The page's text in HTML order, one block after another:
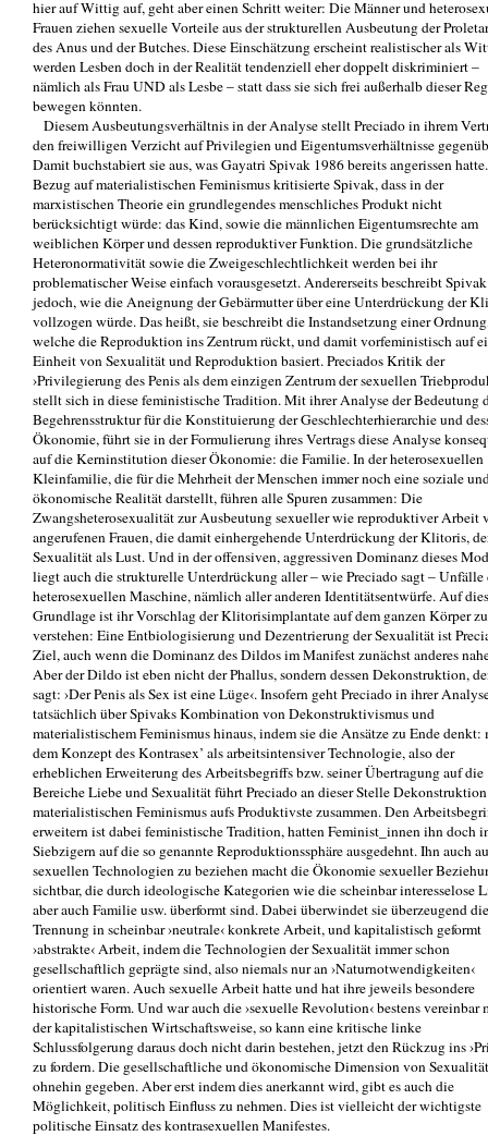
hier auf Wittig auf, geht aber einen Schritt weiter: Die Männer und
Frauen ziehen sexuelle Vorteile aus der strukturellen Ausbeutung der
des Anus und der Butches. Diese Einschätzung erscheint realistischer als
werden Lesben doch in der Realität tendenziell eher doppelt diskriminiert –
nämlich als Frau UND als Lesbe – statt dass sie sich frei außerhalb dieser
bewegen könnten.
Diesem Ausbeutungsverhältnis in der Analyse stellt Preciado in ihrem
den freiwilligen Verzicht auf Privilegien und Eigentumsverhältnisse
Damit buchstabiert sie aus, was Gayatri Spivak 1986 bereits angerissen
Bezug auf materialistischen Feminismus kritisierte Spivak, dass in der
marxistischen Theorie ein grundlegendes menschliches Produkt nicht
berücksichtigt würde: das Kind, sowie die männlichen Eigentumsrechte am
weiblichen Körper und dessen reproduktiver Funktion. Die grundsätzliche
Heteronormativität sowie die Zweigeschlechtlichkeit werden bei ihr
problematischer Weise einfach vorausgesetzt. Andererseits beschreibt Spivak
jedoch, wie die Aneignung der Gebärmutter über eine Unterdrückung der
vollzogen würde. Das heißt, sie beschreibt die Instandsetzung einer
welche die Reproduktion ins Zentrum rückt, und damit vorfeministisch auf
Einheit von Sexualität und Reproduktion basiert. Preciados Kritik der
›Privilegierung des Penis als dem einzigen Zentrum der sexuellen
stellt sich in diese feministische Tradition. Mit ihrer Analyse der Bedeutung
Begehrensstruktur für die Konstituierung der Geschlechterhierarchie und
Ökonomie, führt sie in der Formulierung ihres Vertrags diese Analyse
auf die Kerninstitution dieser Ökonomie: die Familie. In der heterosexuellen
Kleinfamilie, die für die Mehrheit der Menschen immer noch eine soziale
ökonomische Realität darstellt, führen alle Spuren zusammen: Die
Zwangsheterosexualität zur Ausbeutung sexueller wie reproduktiver Arbeit
angerufenen Frauen, die damit einhergehende Unterdrückung der Klitoris,
Sexualität als Lust. Und in der offensiven, aggressiven Dominanz dieses
liegt auch die strukturelle Unterdrückung aller – wie Preciado sagt – Unfälle
heterosexuellen Maschine, nämlich aller anderen Identitätsentwürfe. Auf
Grundlage ist ihr Vorschlag der Klitorisimplantate auf dem ganzen Körper zu
verstehen: Eine Entbiologisierung und Dezentrierung der Sexualität ist
Ziel, auch wenn die Dominanz des Dildos im Manifest zunächst anderes
Aber der Dildo ist eben nicht der Phallus, sondern dessen Dekonstruktion,
sagt: ›Der Penis als Sex ist eine Lüge‹. Insofern geht Preciado in ihrer
tatsächlich über Spivaks Kombination von Dekonstruktivismus und
materialistischem Feminismus hinaus, indem sie die Ansätze zu Ende denkt:
dem Konzept des Kontrasex’ als arbeitsintensiver Technologie, also der
erheblichen Erweiterung des Arbeitsbegriffs bzw. seiner Übertragung auf die
Bereiche Liebe und Sexualität führt Preciado an dieser Stelle
materialistischen Feminismus aufs Produktivste zusammen. Den
erweitern ist dabei feministische Tradition, hatten Feminist_innen ihn doch
Siebzigern auf die so genannte Reproduktionssphäre ausgedehnt. Ihn auch
sexuellen Technologien zu beziehen macht die Ökonomie sexueller
sichtbar, die durch ideologische Kategorien wie die scheinbar interesselose
aber auch Familie usw. überformt sind. Dabei überwindet sie überzeugend die
Trennung in scheinbar ›neutrale‹ konkrete Arbeit, und kapitalistisch geformt
›abstrakte‹ Arbeit, indem die Technologien der Sexualität immer schon
gesellschaftlich geprägte sind, also niemals nur an ›Naturnotwendigkeiten‹
orientiert waren. Auch sexuelle Arbeit hatte und hat ihre jeweils besondere
historische Form. Und war auch die ›sexuelle Revolution‹ bestens vereinbar
der kapitalistischen Wirtschaftsweise, so kann eine kritische linke
Schlussfolgerung daraus doch nicht darin bestehen, jetzt den Rückzug ins
zu fordern. Die gesellschaftliche und ökonomische Dimension von
ohnehin gegeben. Aber erst indem dies anerkannt wird, gibt es auch die
Möglichkeit, politisch Einfluss zu nehmen. Dies ist vielleicht der wichtigste
politische Einsatz des kontrasexuellen Manifestes.